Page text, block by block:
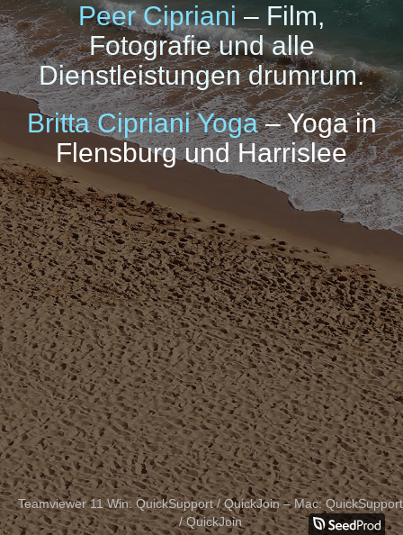
Peer Cipriani– Film,
Fotografie und alle
Dienstleistungen drumrum.
Britta Cipriani Yoga– Yoga in
Flensburg und Harrislee
Teamviewer 11 Win:QuickSupport/QuickJoin– Mac:QuickSupport
/QuickJoin